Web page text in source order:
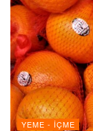
YEME - İÇME